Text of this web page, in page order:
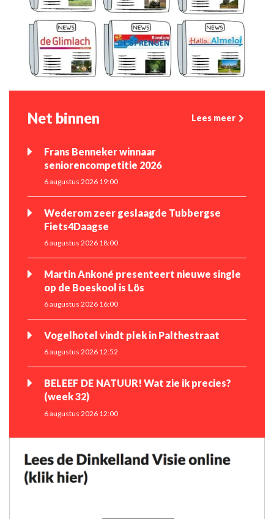
Net binnen Lees meer
Frans Benneker winnaar
seniorencompetitie 2026
6 augustus 2026 19:00
Wederom zeer geslaagde Tubbergse
Fiets4Daagse
6 augustus 2026 18:00
Martin Ankoné presenteert nieuwe single
op de Boeskool is Lös
6 augustus 2026 16:00
Vogelhotel vindt plek in Palthestraat
6 augustus 2026 12:52
BELEEF DE NATUUR! Wat zie ik precies?
(week 32)
6 augustus 2026 12:00